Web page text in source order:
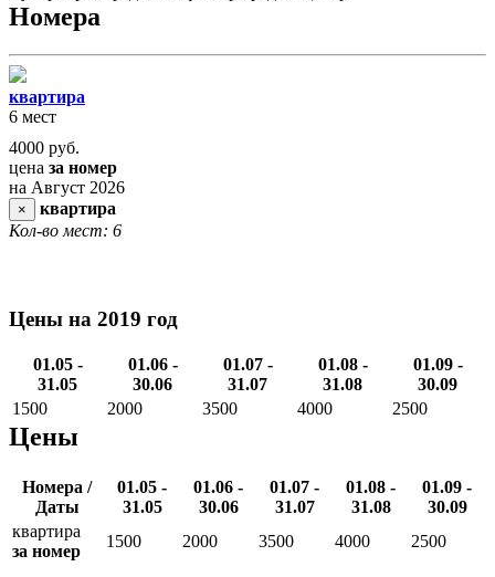
Номера
квартира
6 мест
4000 руб.
цена за номер
на Август 2026
×
квартира
Кол-во мест: 6
Цены на 2019 год
01.05 -
31.05
01.06 -
30.06
01.07 -
31.07
01.08 -
31.08
01.09 -
30.09
1500
2000 3500 4000 2500
Цены
Номера /
Даты
01.05 -
31.05
01.06 -
30.06
01.07 -
31.07
01.08 -
31.08
01.09 -
30.09
квартира
за номер
1500 2000 3500 4000 2500